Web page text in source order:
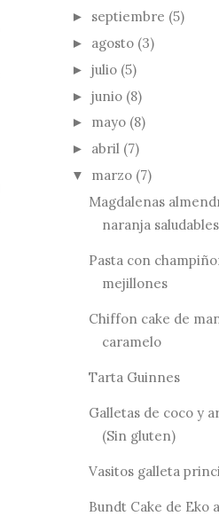
► septiembre (5)
► agosto (3)
► julio (5)
► junio (8)
► mayo (8)
► abril (7)
▼ marzo (7)
Magdalenas
naranja
Pasta con
mejillones
Chiffon cake de
caramelo
Tarta Guinnes
Galletas de coco y
(Sin gluten)
Vasitos galleta
Bundt Cake de Eko